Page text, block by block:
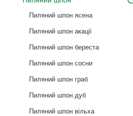
Пиляний шпон ясена
Пиляний шпон акації
Пиляний шпон береста
Пиляний шпон сосни
Пиляний шпон граб
Пиляний шпон дуб
Пиляний шпон вільха